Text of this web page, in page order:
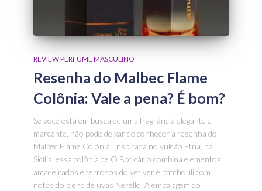
REVIEW PERFUME MASCULINO
Resenha do Malbec Flame
Colônia: Vale a pena? É bom?
Se você está em busca de uma fragrância elegante e
marcante, não pode deixar de conhecer a resenha do
Malbec Flame Colônia. Inspirada no vulcão Etna, na
Sicília, essa colônia de O Boticário combina elementos
amadeirados e terrosos do vetiver e patchouli com
notas do blend de uvas Nerello. A embalagem do